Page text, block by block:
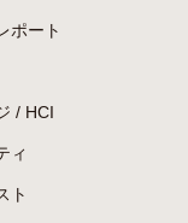
ポート
/ HCI
ィ
ト